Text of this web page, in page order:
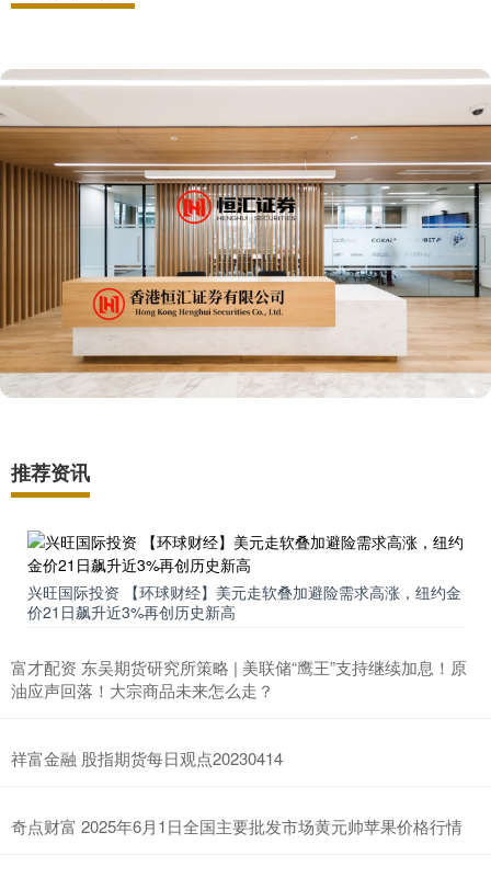
推荐资讯
兴旺国际投资 【环球财经】美元走软叠加避险需求高涨，纽约金
价21日飙升近3%再创历史新高
富才配资 东吴期货研究所策略 | 美联储“鹰王”支持继续加息！原
油应声回落！大宗商品未来怎么走？
祥富金融 股指期货每日观点20230414
奇点财富 2025年6月1日全国主要批发市场黄元帅苹果价格行情